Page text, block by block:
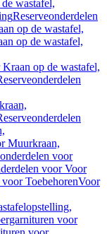
wastafel,
Reserveonderdelen
op de wastafel,
op de wastafel,
op de wastafel,
Muurkraan,
voor
voor Voor
ToebehorenVoor
voor